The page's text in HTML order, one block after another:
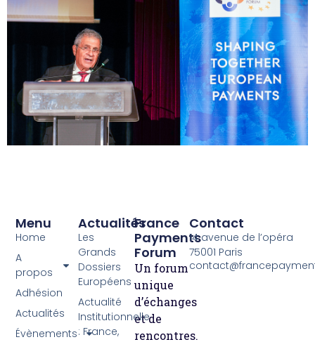
France
Payments
Forum
Un forum
unique
d’échanges
et de
rencontres.
Actualités
Les
Grands
Dossiers
Européens
Actualité
Institutionnelle
: France,
Menu
Home
A
propos
Adhésion
Actualités
Évènements
Contact
14 avenue de l’opéra
75001 Paris